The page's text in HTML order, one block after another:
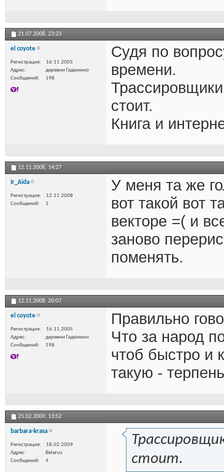
21.07.2008, 23:23
el coyote
Регистрация
16.11.2005
Адрес
деревни Гадюкино
Сообщений
198
Судя по
времени.
стоит.
Книга и
12.11.2008, 14:27
Ir_Aida
Регистрация
12.11.2008
Сообщений
1
У меня та же
вот такой вот
векторе =( и
заново
поменять.
12.11.2008, 20:07
el coyote
Регистрация
16.11.2005
Адрес
деревни Гадюкино
Сообщений
198
Правильно
Что за народ
чтоб быстро и
такую -
25.02.2009, 13:52
barbara-krasa
Регистрация
18.02.2009
Адрес
Belarus
Сообщений
4
стоит.